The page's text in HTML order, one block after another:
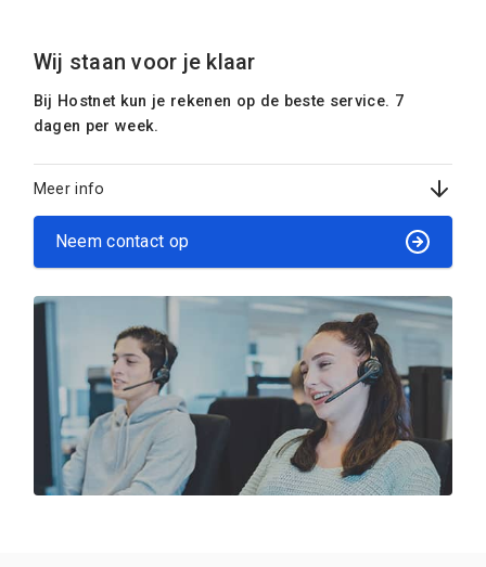
Wij staan voor je klaar
Bij Hostnet kun je rekenen op de beste service. 7
dagen per week.
Meer info
Neem contact op